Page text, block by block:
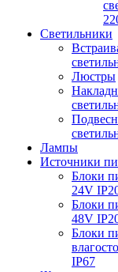
Светильники
Люстры
Лампы
Источники
Блоки
24V
Блоки
48V
Блоки
IP67